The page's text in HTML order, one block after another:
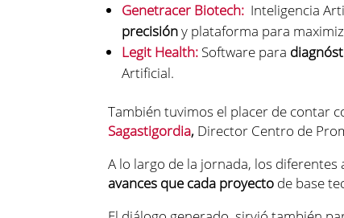
Genetracer Biotech: Inteligencia
precisióny plataforma para
Legit Health: Software para
Artificial.
También tuvimos el placer de contar
Sagastigordia, Director Centro de
A lo largo de la jornada, los diferentes
avances que cada proyecto de base